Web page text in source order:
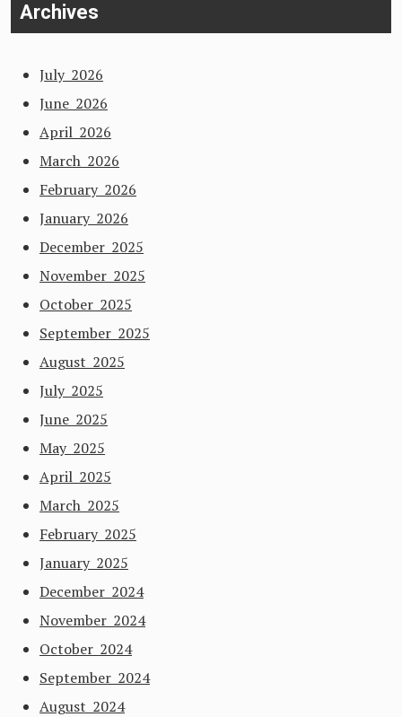
Archives
July 2026
June 2026
April 2026
March 2026
February 2026
January 2026
December 2025
November 2025
October 2025
September 2025
August 2025
July 2025
June 2025
May 2025
April 2025
March 2025
February 2025
January 2025
December 2024
November 2024
October 2024
September 2024
August 2024